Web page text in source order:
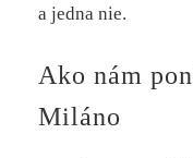
a jedna nie.
Ako nám
Miláno